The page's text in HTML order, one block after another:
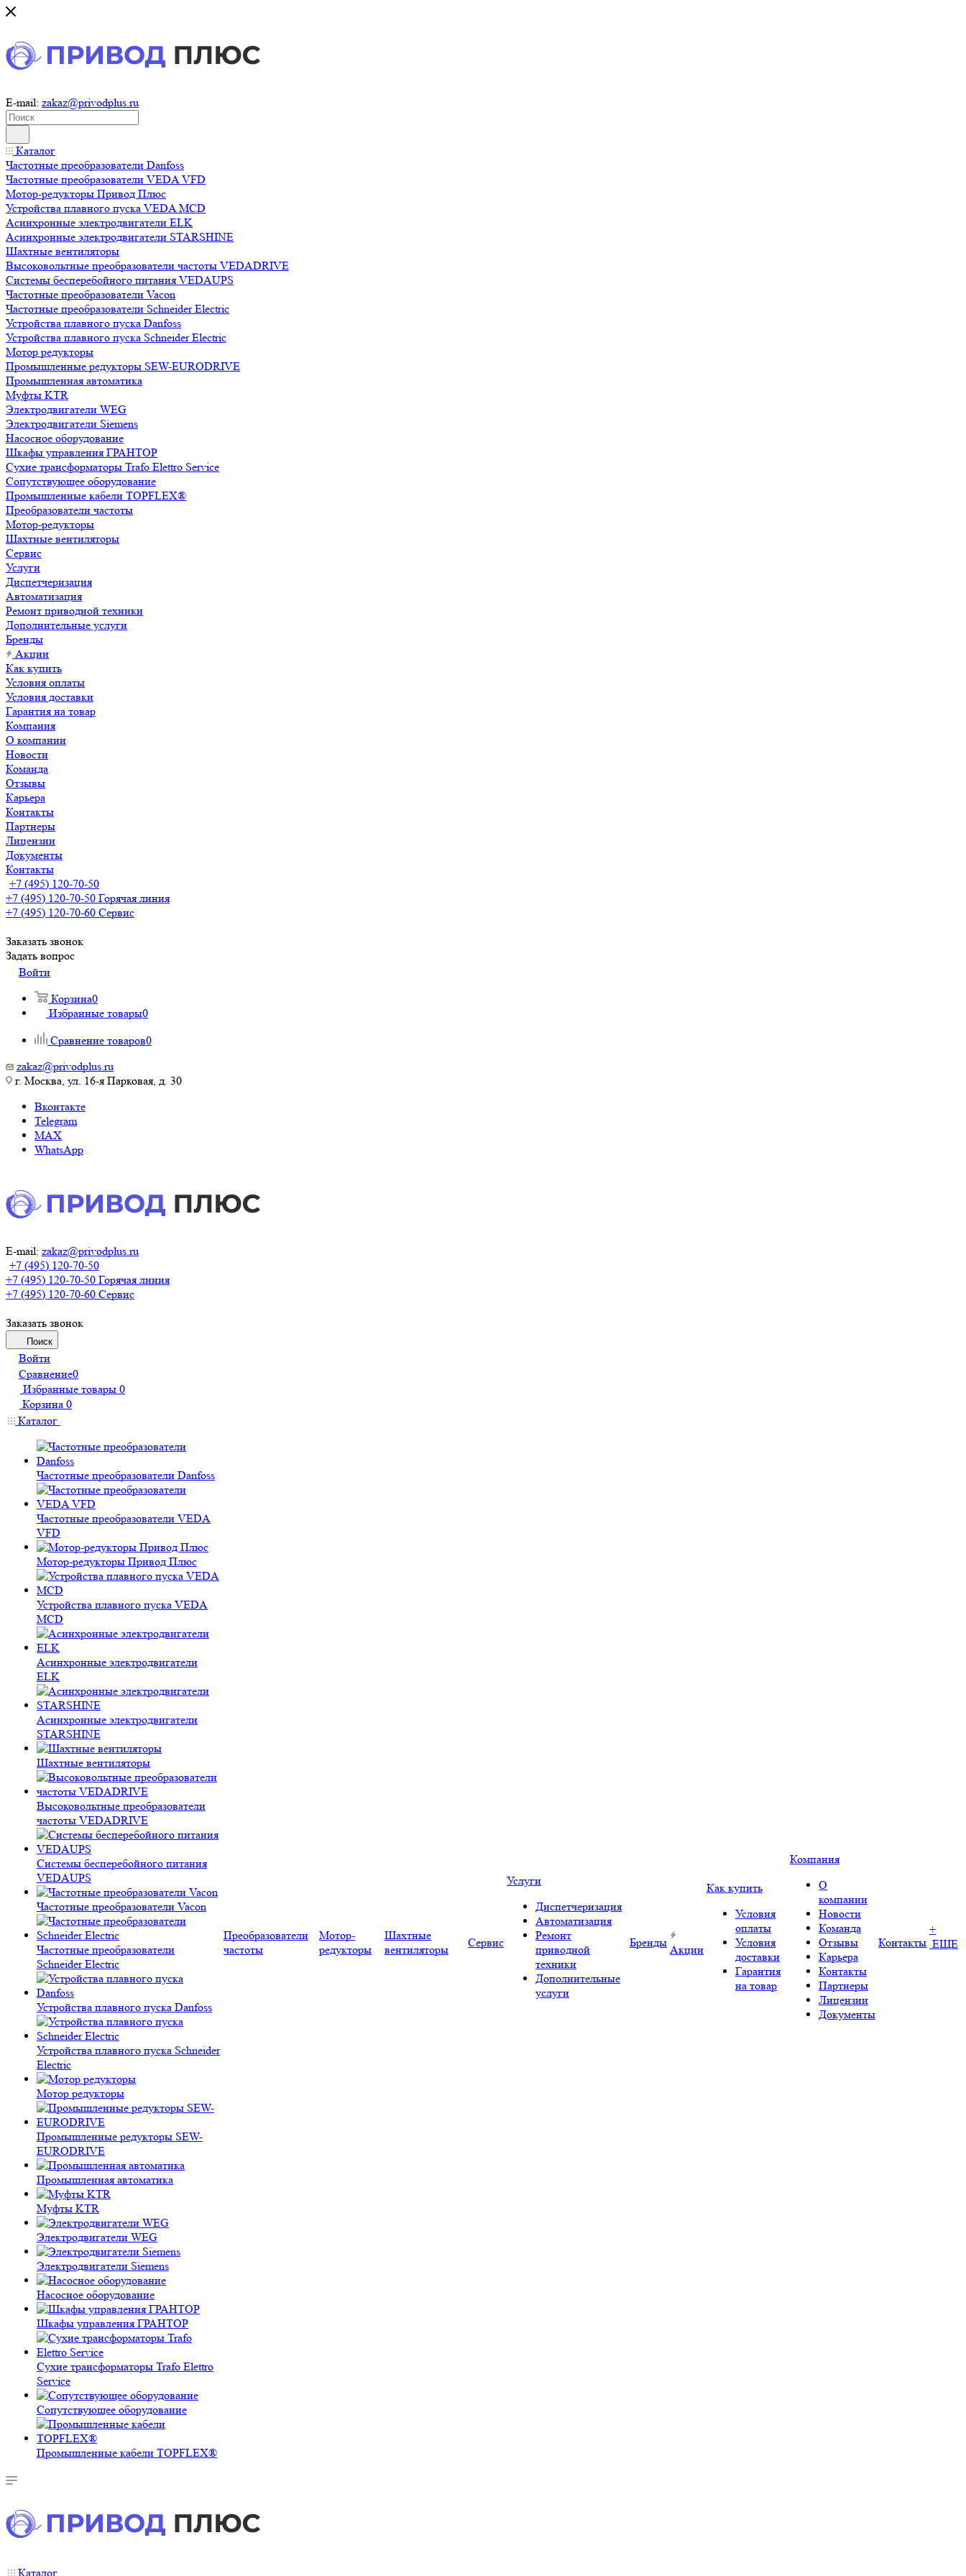
E-mail: zakaz@privodplus.ru
Каталог
Частотные преобразователи Danfoss
Частотные преобразователи VEDA VFD
Мотор-редукторы Привод Плюс
Устройства плавного пуска VEDA MCD
Асинхронные электродвигатели ELK
Асинхронные электродвигатели STARSHINE
Шахтные вентиляторы
Высоковольтные преобразователи частоты VEDADRIVE
Системы бесперебойного питания VEDAUPS
Частотные преобразователи Vacon
Частотные преобразователи Schneider Electric
Устройства плавного пуска Danfoss
Устройства плавного пуска Schneider Electric
Мотор редукторы
Промышленные редукторы SEW-EURODRIVE
Промышленная автоматика
Муфты KTR
Электродвигатели WEG
Электродвигатели Siemens
Насосное оборудование
Шкафы управления ГРАНТОР
Сухие трансформаторы Trafo Elettro Service
Сопутствующее оборудование
Промышленные кабели TOPFLEX®
Преобразователи частоты
Мотор-редукторы
Шахтные вентиляторы
Сервис
Услуги
Диспетчеризация
Автоматизация
Ремонт приводной техники
Дополнительные услуги
Бренды
Акции
Как купить
Условия оплаты
Условия доставки
Гарантия на товар
Компания
О компании
Новости
Команда
Отзывы
Карьера
Контакты
Партнеры
Лицензии
Документы
Контакты
+7 (495) 120-70-50
+7 (495) 120-70-50 Горячая линия
+7 (495) 120-70-60 Сервис
Заказать звонок
Задать вопрос
Войти
Корзина0
Избранные товары0
Сравнение товаров0
zakaz@privodplus.ru
г. Москва, ул. 16-я Парковая, д. 30
Вконтакте
Telegram
MAX
WhatsApp
E-mail: zakaz@privodplus.ru
+7 (495) 120-70-50
+7 (495) 120-70-50 Горячая линия
+7 (495) 120-70-60 Сервис
Заказать звонок
Поиск
Войти
Сравнение0
Избранные товары 0
Корзина 0
Каталог
Частотные преобразователи Danfoss
Частотные преобразователи VEDA
VFD
Мотор-редукторы Привод Плюс
Устройства плавного пуска VEDA
MCD
Асинхронные электродвигатели
ELK
Асинхронные электродвигатели
STARSHINE
Шахтные вентиляторы
Высоковольтные преобразователи
частоты VEDADRIVE
Системы бесперебойного питания
VEDAUPS
Частотные преобразователи Vacon
Частотные преобразователи
Schneider Electric
Устройства плавного пуска Danfoss
Устройства плавного пуска Schneider
Electric
Мотор редукторы
Промышленные редукторы SEW-
EURODRIVE
Промышленная автоматика
Муфты KTR
Электродвигатели WEG
Электродвигатели Siemens
Насосное оборудование
Шкафы управления ГРАНТОР
Сухие трансформаторы Trafo Elettro
Service
Сопутствующее оборудование
Промышленные кабели TOPFLEX®
Преобразователи
частоты
Мотор-
редукторы
Шахтные
вентиляторы
Сервис
Услуги
Диспетчеризация
Автоматизация
Ремонт
приводной
техники
Дополнительные
услуги
Бренды
Акции
Как купить
Условия
оплаты
Условия
доставки
Гарантия
на товар
Компания
О
компании
Новости
Команда
Отзывы
Карьера
Контакты
Партнеры
Лицензии
Документы
Контакты
+
ЕЩЕ
Каталог